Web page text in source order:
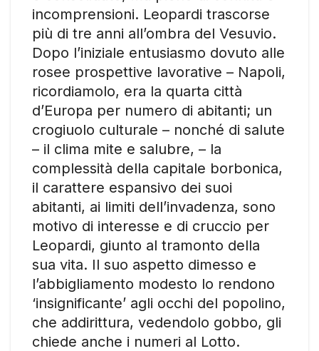
incomprensioni. Leopardi trascorse
più di tre anni all’ombra del Vesuvio.
Dopo l’iniziale entusiasmo dovuto alle
rosee prospettive lavorative – Napoli,
ricordiamolo, era la quarta città
d’Europa per numero di abitanti; un
crogiuolo culturale – nonché di salute
– il clima mite e salubre, – la
complessità della capitale borbonica,
il carattere espansivo dei suoi
abitanti, ai limiti dell’invadenza, sono
motivo di interesse e di cruccio per
Leopardi, giunto al tramonto della
sua vita. Il suo aspetto dimesso e
l’abbigliamento modesto lo rendono
‘insignificante’ agli occhi del popolino,
che addirittura, vedendolo gobbo, gli
chiede anche i numeri al Lotto.